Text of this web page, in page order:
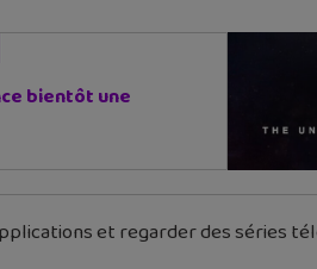
bientôt une
et regarder des séries